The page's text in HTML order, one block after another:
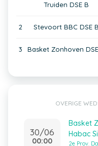
Truiden DSE B
2 Stevoort BBC DSE B
3 Basket Zonhoven
OVERIGE
30/06
00:00
Basket
Habac
2e Prov.